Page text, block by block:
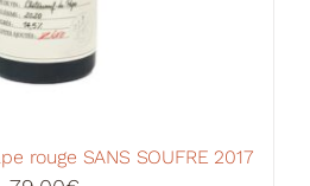
rouge SANS SOUFRE 2017